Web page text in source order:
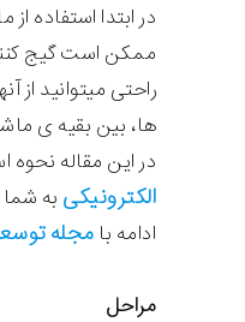
در ابتدا استفاده
ممکن است گیج
راحتی میتوانید از
ها، بین بقیه ی
در این مقاله نحوه
الکترونیکی به
ادامه با مجله
مراحل